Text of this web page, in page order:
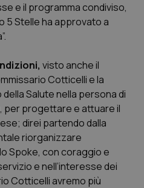
e il programma condiviso,
5 Stelle ha approvato a
visto anche il
Cotticelli e la
Salute nella persona di
per progettare e attuare il
direi partendo dalla
riorganizzare
Spoke, con coraggio e
e nell’interesse dei
Cotticelli avremo più